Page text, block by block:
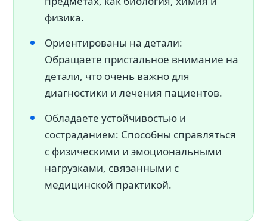
физика.
Ориентированы на детали:
Обращаете пристальное внимание на
детали, что очень важно для
диагностики и лечения пациентов.
Обладаете устойчивостью и
состраданием: Способны справляться
с физическими и эмоциональными
нагрузками, связанными с
медицинской практикой.